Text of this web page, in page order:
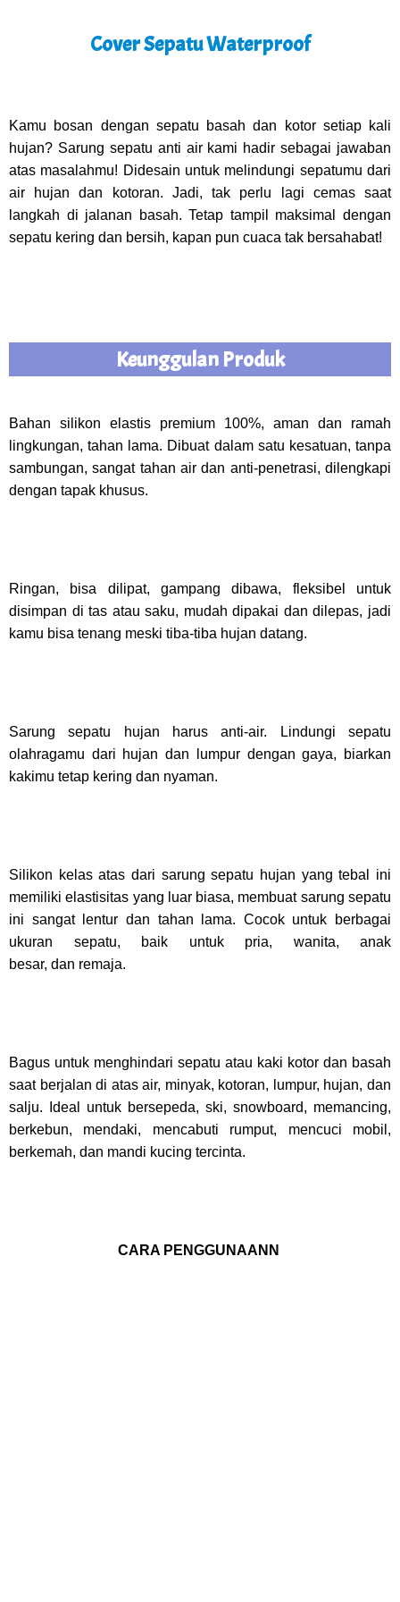
Cover Sepatu Waterproof
Kamu bosan dengan sepatu basah dan kotor setiap kali
hujan? Sarung sepatu anti air kami hadir sebagai jawaban
atas masalahmu! Didesain untuk melindungi sepatumu dari
air hujan dan kotoran. Jadi, tak perlu lagi cemas saat
langkah di jalanan basah. Tetap tampil maksimal dengan
sepatu kering dan bersih, kapan pun cuaca tak bersahabat!
Keunggulan Produk
Bahan silikon elastis premium 100%, aman dan ramah
lingkungan, tahan lama. Dibuat dalam satu kesatuan, tanpa
sambungan, sangat tahan air dan anti-penetrasi, dilengkapi
dengan tapak khusus.
Ringan, bisa dilipat, gampang dibawa, fleksibel untuk
disimpan di tas atau saku, mudah dipakai dan dilepas, jadi
kamu bisa tenang meski tiba-tiba hujan datang.
Sarung sepatu hujan harus anti-air. Lindungi sepatu
olahragamu dari hujan dan lumpur dengan gaya, biarkan
kakimu tetap kering dan nyaman.
Silikon kelas atas dari sarung sepatu hujan yang tebal ini
memiliki elastisitas yang luar biasa, membuat sarung sepatu
ini sangat lentur dan tahan lama. Cocok untuk berbagai
ukuran sepatu, baik untuk pria, wanita, anak
besar, dan remaja.
Bagus untuk menghindari sepatu atau kaki kotor dan basah
saat berjalan di atas air, minyak, kotoran, lumpur, hujan, dan
salju. Ideal untuk bersepeda, ski, snowboard, memancing,
berkebun, mendaki, mencabuti rumput, mencuci mobil,
berkemah, dan mandi kucing tercinta.
CARA PENGGUNAANN